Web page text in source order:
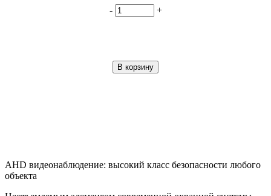
- +
В корзину
AHD видеонаблюдение: высокий класс безопасности любого
объекта